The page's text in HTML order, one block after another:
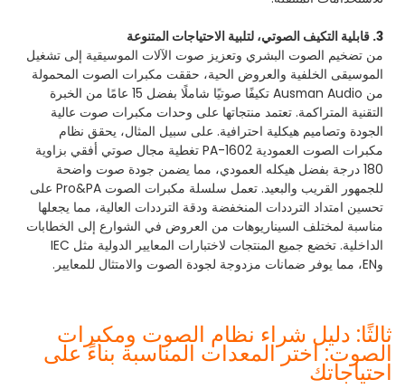
3. قابلية التكيف الصوتي، لتلبية الاحتياجات المتنوعة
من تضخيم الصوت البشري وتعزيز صوت الآلات الموسيقية إلى تشغيل
الموسيقى الخلفية والعروض الحية، حققت مكبرات الصوت المحمولة
من Ausman Audio تكيفًا صوتيًا شاملًا بفضل 15 عامًا من الخبرة
التقنية المتراكمة. تعتمد منتجاتها على وحدات مكبرات صوت عالية
الجودة وتصاميم هيكلية احترافية. على سبيل المثال، يحقق نظام
مكبرات الصوت العمودية PA-1602 تغطية مجال صوتي أفقي بزاوية
180 درجة بفضل هيكله العمودي، مما يضمن جودة صوت واضحة
للجمهور القريب والبعيد. تعمل سلسلة مكبرات الصوت Pro&PA على
تحسين امتداد الترددات المنخفضة ودقة الترددات العالية، مما يجعلها
مناسبة لمختلف السيناريوهات من العروض في الشوارع إلى الخطابات
الداخلية. تخضع جميع المنتجات لاختبارات المعايير الدولية مثل IEC
وEN، مما يوفر ضمانات مزدوجة لجودة الصوت والامتثال للمعايير.
ثالثًا: دليل شراء نظام الصوت ومكبرات
الصوت: اختر المعدات المناسبة بناءً على
احتياجاتك